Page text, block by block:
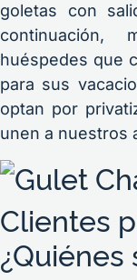
goletas con
continuación,
huéspedes que
para sus
optan por
unen a nuestros
Clientes
¿Quiénes